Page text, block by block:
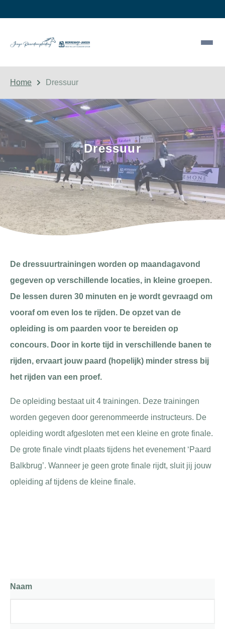
Home Dressuur
Dressuur
south
De dressuurtrainingen worden op maandagavond
gegeven op verschillende locaties, in kleine groepen.
De lessen duren 30 minuten en je wordt gevraagd om
vooraf om even los te rijden. De opzet van de
opleiding is om paarden voor te bereiden op
concours. Door in korte tijd in verschillende banen te
rijden, ervaart jouw paard (hopelijk) minder stress bij
het rijden van een proef.
De opleiding bestaat uit 4 trainingen. Deze trainingen
worden gegeven door gerenommeerde instructeurs. De
opleiding wordt afgesloten met een kleine en grote finale.
De grote finale vindt plaats tijdens het evenement ‘Paard
Balkbrug’. Wanneer je geen grote finale rijdt, sluit jij jouw
opleiding af tijdens de kleine finale.
Naam